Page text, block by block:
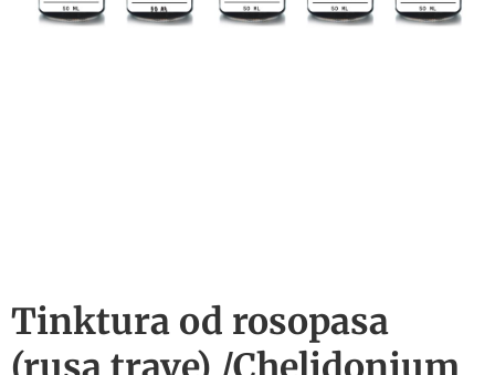
Tinktura od rosopasa